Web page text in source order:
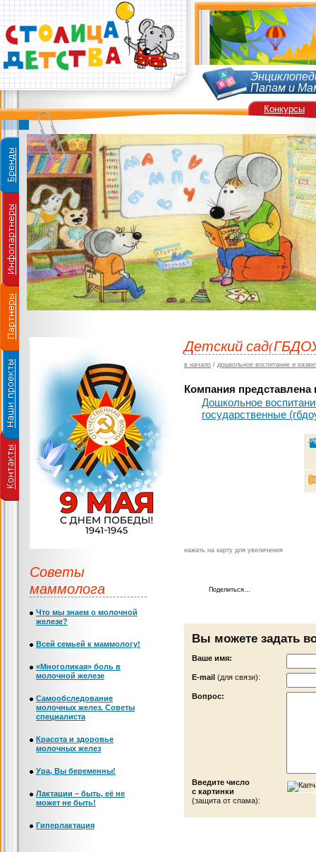
Папам и
Детский
в начало / дошкольное воспитание и
Компания представлена
Дошкольное
государственные
нажать на карту для увеличения
Поделиться…
Вы можете задать
Ваше имя:
Е-mail (для связи):
Вопрос:
Введите число
с картинки
(защита от спама):
Советы
маммолога
Что мы знаем о молочной
железе?
Всей семьей к маммологу!
«Многоликая» боль в
молочной железе
Самообследование
молочных желез. Советы
специалиста
Красота и здоровье
молочных желез
Ура, Вы беременны!
Лактации – быть, её не
может не быть!
Гиперлактация
Конкурсы